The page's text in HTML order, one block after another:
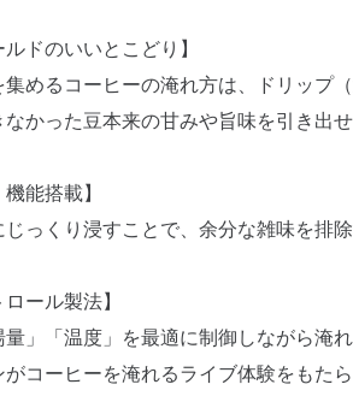
ドのいいとこどり】
めるコーヒーの淹れ方は、ドリップ
かった豆本来の甘みや旨味を引き出せ
能搭載】
っくり浸すことで、余分な雑味を排
ール製法】
量」「温度」を最適に制御しながら
コーヒーを淹れるライブ体験をもたら